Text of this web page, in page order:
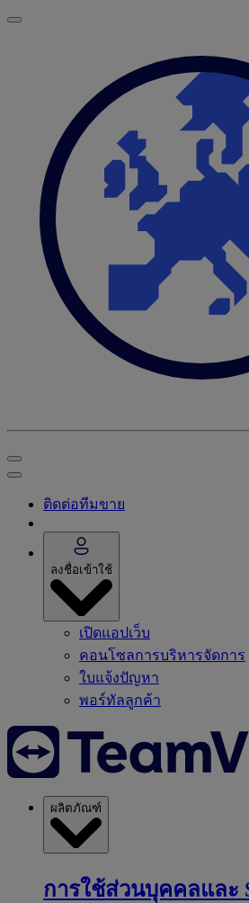
ติดต่อทีมขาย
ลงชื่อเข้าใช้
เปิดแอปเว็บ
คอนโซลการบริหารจัดการ
ใบแจ้งปัญหา
พอร์ทัลลูกค้า
ผลิตภัณฑ์
การใช้ส่วนบุคคลและ